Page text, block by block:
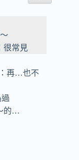
很常見
：再…也不
的…